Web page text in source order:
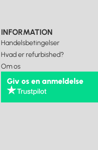
INFORMATION
Handelsbetingelser
Hvad er refurbished?
Om os
Giv os en anmeldelse